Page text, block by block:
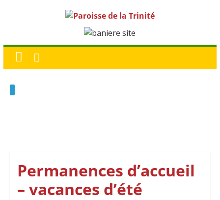
Permanences d’accueil
– vacances d’été